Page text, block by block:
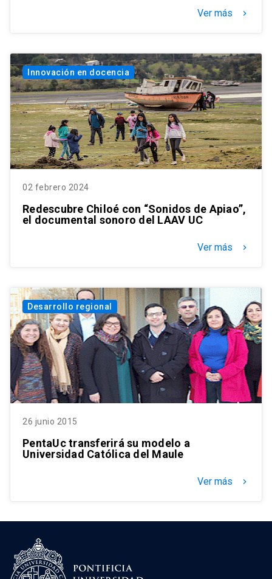
Ver más keyboard_arrow_right
Innovación en docencia
02 febrero 2024
Redescubre Chiloé con “Sonidos de Apiao”,
el documental sonoro del LAAV UC
Ver más keyboard_arrow_right
Desarrollo regional
26 junio 2015
PentaUc transferirá su modelo a
Universidad Católica del Maule
Ver más keyboard_arrow_right